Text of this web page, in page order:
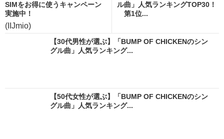
SIMをお得に使うキャンペーン
実施中！
(IIJmio)
ル曲」人気ランキングTOP30！
第1位...
【30代男性が選ぶ】「BUMP OF CHICKENのシン
グル曲」人気ランキング...
【50代女性が選ぶ】「BUMP OF CHICKENのシン
グル曲」人気ランキング...